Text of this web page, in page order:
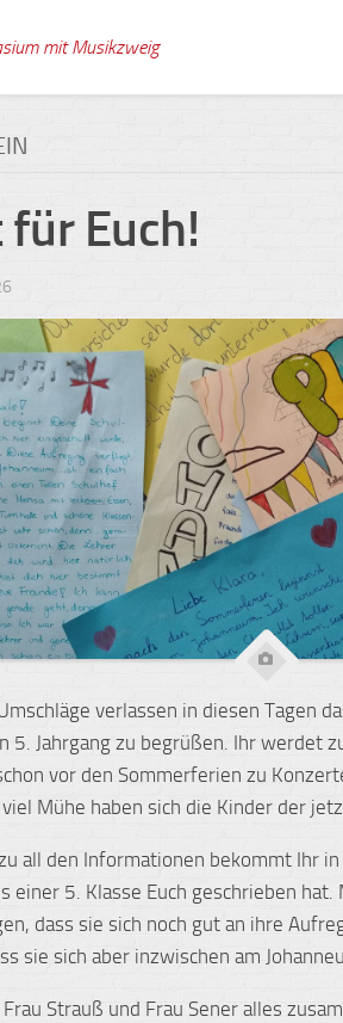
mit Musikzweig
für Euch!
verlassen in diesen Tagen
5. Jahrgang zu begrüßen. Ihr werdet
vor den Sommerferien zu
Mühe haben sich die Kinder der
all den Informationen bekommt Ihr
einer 5. Klasse Euch geschrieben
dass sie sich noch gut an ihre
sie sich aber inzwischen am
Frau Strauß und Frau Sener alles